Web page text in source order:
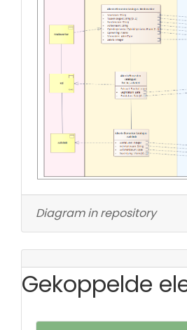
Diagram in repository
Gekoppelde